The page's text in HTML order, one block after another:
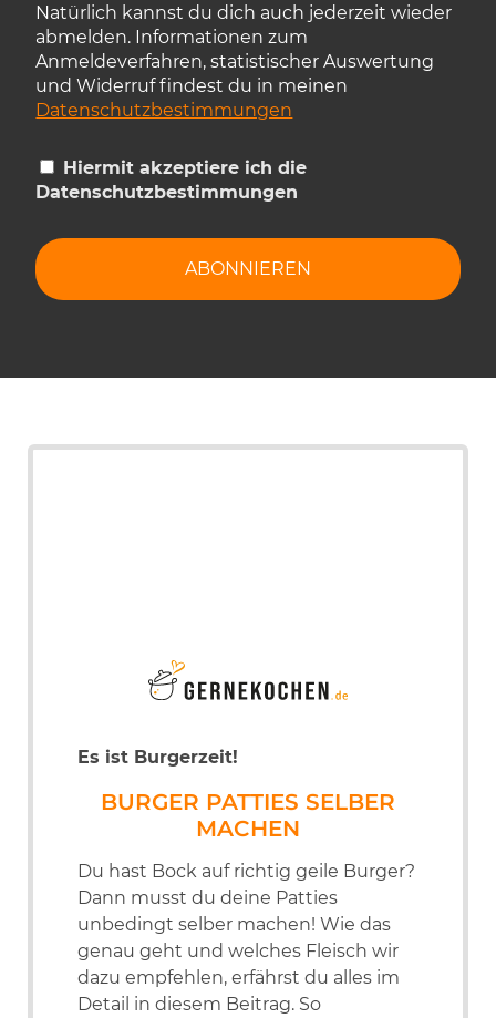
Natürlich kannst du dich auch jederzeit wieder
abmelden. Informationen zum
Anmeldeverfahren, statistischer Auswertung
und Widerruf findest du in meinen
Datenschutzbestimmungen
Hiermit akzeptiere ich die
Datenschutzbestimmungen
Es ist Burgerzeit!
BURGER PATTIES SELBER
MACHEN
Du hast Bock auf richtig geile Burger?
Dann musst du deine Patties
unbedingt selber machen! Wie das
genau geht und welches Fleisch wir
dazu empfehlen, erfährst du alles im
Detail in diesem Beitrag. So